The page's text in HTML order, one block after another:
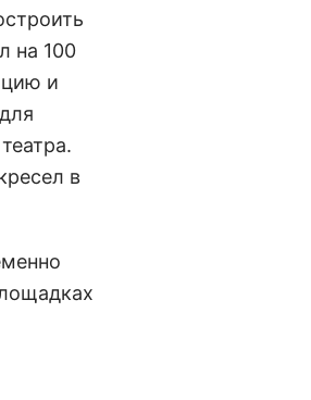
на 100
и
в